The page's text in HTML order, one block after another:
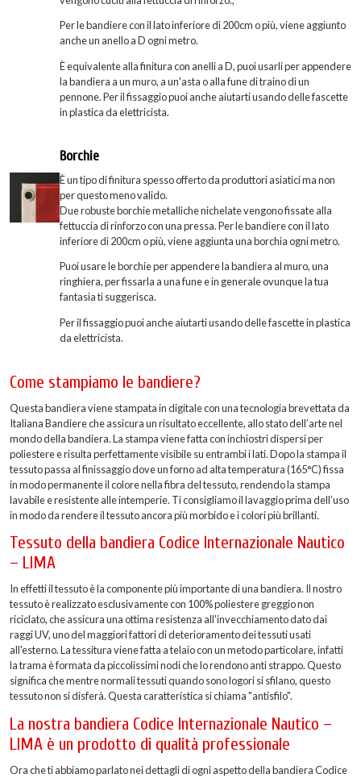
Per le bandiere con il lato inferiore di 200cm o più, viene aggiunto
anche un anello a D ogni metro.
È equivalente alla finitura con anelli a D, puoi usarli per appendere
la bandiera a un muro, a un'asta o alla fune di traino di un
pennone. Per il fissaggio puoi anche aiutarti usando delle fascette
in plastica da elettricista.
Borchie
È un tipo di finitura spesso offerto da produttori asiatici ma non
per questo meno valido.
Due robuste borchie metalliche nichelate vengono fissate alla
fettuccia di rinforzo con una pressa. Per le bandiere con il lato
inferiore di 200cm o più, viene aggiunta una borchia ogni metro.
Puoi usare le borchie per appendere la bandiera al muro, una
ringhiera, per fissarla a una fune e in generale ovunque la tua
fantasia ti suggerisca.
Per il fissaggio puoi anche aiutarti usando delle fascette in plastica
da elettricista.
Come stampiamo le bandiere?
Questa bandiera viene stampata in digitale con una tecnologia brevettata da
Italiana Bandiere che assicura un risultato eccellente, allo stato dell’arte nel
mondo della bandiera. La stampa viene fatta con inchiostri dispersi per
poliestere e risulta perfettamente visibile su entrambi i lati. Dopo la stampa il
tessuto passa al finissaggio dove un forno ad alta temperatura (165°C) fissa
in modo permanente il colore nella fibra del tessuto, rendendo la stampa
lavabile e resistente alle intemperie. Ti consigliamo il lavaggio prima dell’uso
in modo da rendere il tessuto ancora più morbido e i colori più brillanti.
Tessuto della bandiera Codice Internazionale Nautico
– LIMA
In effetti il tessuto è la componente più importante di una bandiera. Il nostro
tessuto è realizzato esclusivamente con 100% poliestere greggio non
riciclato, che assicura una ottima resistenza all'invecchiamento dato dai
raggi UV, uno del maggiori fattori di deterioramento dei tessuti usati
all'esterno. La tessitura viene fatta a telaio con un metodo particolare, infatti
la trama è formata da piccolissimi nodi che lo rendono anti strappo. Questo
significa che mentre normali tessuti quando sono logori si sfilano, questo
tessuto non si disferà. Questa caratteristica si chiama "antisfilo".
La nostra bandiera Codice Internazionale Nautico –
LIMA è un prodotto di qualità professionale
Ora che ti abbiamo parlato nei dettagli di ogni aspetto della bandiera Codice